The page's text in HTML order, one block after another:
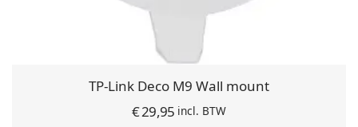
TP-Link Deco M9 Wall mount
€29,95 incl. BTW